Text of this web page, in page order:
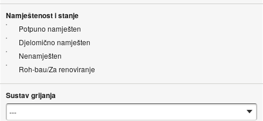
Namještenost i stanje
Potpuno namješten
Djelomično namješten
Nenamješten
Roh-bau/Za renoviranje
Sustav grijanja